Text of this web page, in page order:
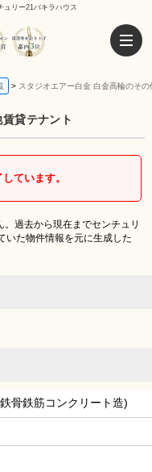
ュリー21パキラハウス
スタジオエアー白金 白金高輪のそ
貸テナント
ています。
過去から現在までセンチュリ
いた物件情報を元に生成した
骨鉄筋コンクリート造)